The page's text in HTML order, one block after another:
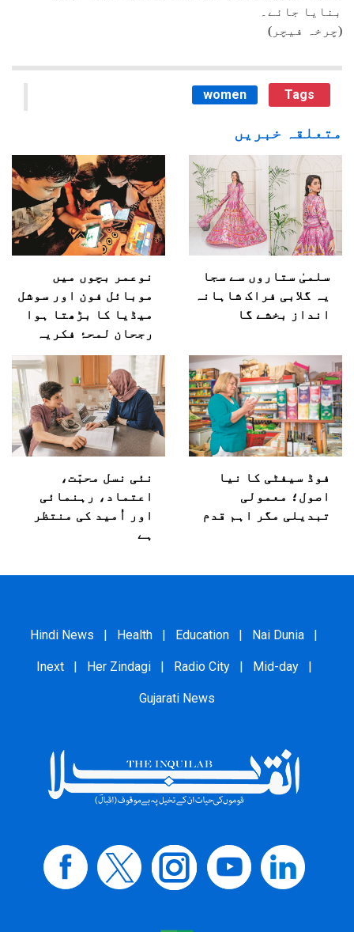
بنایا جائے۔
(چرخہ فیچر)
women Tags
متعلقہ خبریں
سلمیٰ ستاروں سے سجا
یہ گلابی فراک شاہانہ
انداز بخشے گا
نوعمر بچوں میں
موبائل فون اور سوشل
میڈیا کا بڑھتا ہوا
رجحان لمحۂ فکریہ
فوڈ سیفٹی کا نیا
اصول؛ معمولی
تبدیلی مگر اہم قدم
نئی نسل محبّت،
اعتماد، رہنمائی
اور اُمید کی منتظر
ہے
Hindi News | Health | Education | Nai Dunia |
Inext | Her Zindagi | Radio City | Mid-day |
Gujarati News